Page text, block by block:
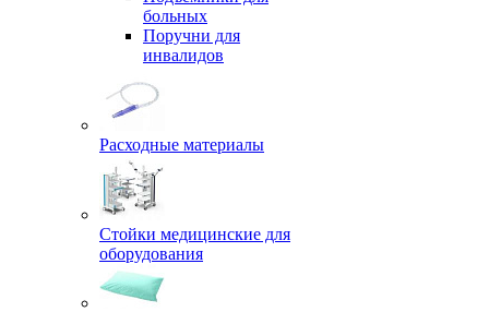
больных
Поручни для
инвалидов
Расходные материалы
Стойки медицинские для
оборудования